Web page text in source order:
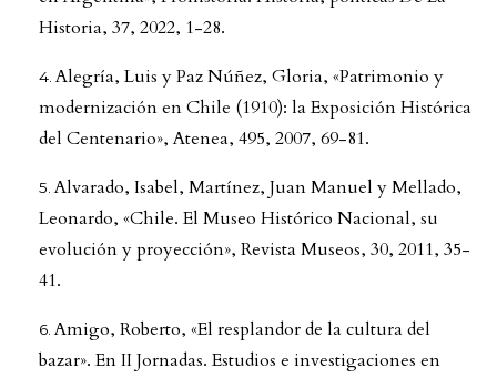
Historia, 37, 2022, 1-28.
Alegría, Luis y Paz Núñez, Gloria, «Patrimonio y
modernización en Chile (1910): la Exposición Histórica
del Centenario», Atenea, 495, 2007, 69-81.
Alvarado, Isabel, Martínez, Juan Manuel y Mellado,
Leonardo, «Chile. El Museo Histórico Nacional, su
evolución y proyección», Revista Museos, 30, 2011, 35-
41.
Amigo, Roberto, «El resplandor de la cultura del
bazar». En II Jornadas. Estudios e investigaciones en